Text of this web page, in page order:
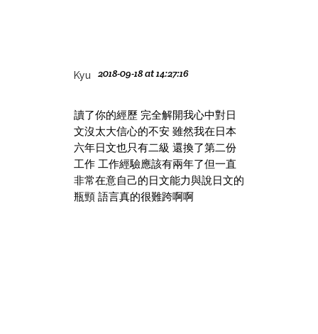
Kyu 2018-09-18 at 14:27:16
讀了你的經歷 完全解開我心中對日
文沒太大信心的不安 雖然我在日本
六年日文也只有二級 還換了第二份
工作 工作經驗應該有兩年了但一直
非常在意自己的日文能力與說日文的
瓶頸 語言真的很難跨啊啊